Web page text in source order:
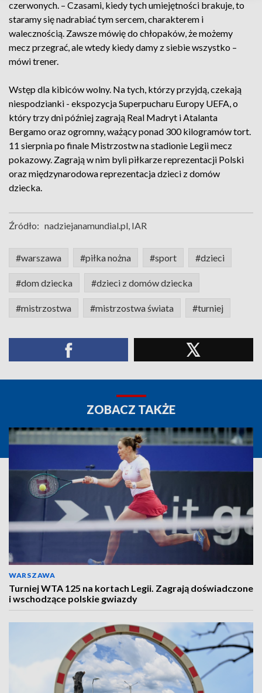
czerwonych. – Czasami, kiedy tych umiejętności brakuje, to
staramy się nadrabiać tym sercem, charakterem i
walecznością. Zawsze mówię do chłopaków, że możemy
mecz przegrać, ale wtedy kiedy damy z siebie wszystko –
mówi trener.
Wstęp dla kibiców wolny. Na tych, którzy przyjdą, czekają
niespodzianki - ekspozycja Superpucharu Europy UEFA, o
który trzy dni później zagrają Real Madryt i Atalanta
Bergamo oraz ogromny, ważący ponad 300 kilogramów tort.
11 sierpnia po finale Mistrzostw na stadionie Legii mecz
pokazowy. Zagrają w nim byli piłkarze reprezentacji Polski
oraz międzynarodowa reprezentacja dzieci z domów
dziecka.
Źródło: nadziejanamundial.pl, IAR
#warszawa #piłka nożna #sport #dzieci
#dom dziecka #dzieci z domów dziecka
#mistrzostwa #mistrzostwa świata #turniej
ZOBACZ TAKŻE
WARSZAWA
Turniej WTA 125 na kortach Legii. Zagrają doświadczone
i wschodzące polskie gwiazdy